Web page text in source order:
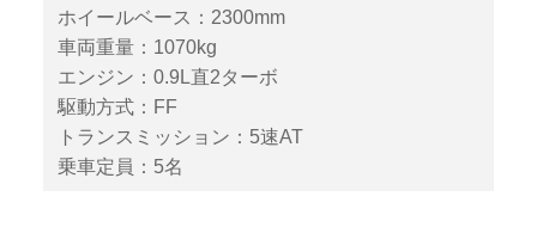
ホイールベース：2300mm
車両重量：1070kg
エンジン：0.9L直2ターボ
駆動方式：FF
トランスミッション：5速AT
乗車定員：5名